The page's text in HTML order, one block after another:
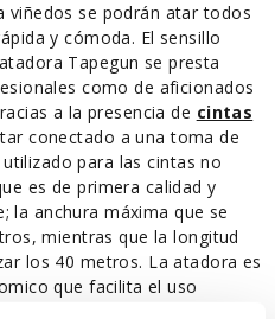
viñedos se podrán atar todos
y cómoda. El sensillo
Tapegun se presta
como de aficionados
a la presencia de cintas
conectado a una toma de
para las cintas no
es de primera calidad y
la anchura máxima que se
mientras que la longitud
los 40 metros. La atadora es
que facilita el uso